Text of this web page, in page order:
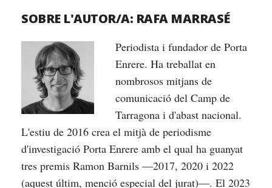
SOBRE L'AUTOR/A: RAFA MARRASÉ
Periodista i fundador de Porta
Enrere. Ha treballat en
nombrosos mitjans de
comunicació del Camp de
Tarragona i d'abast nacional.
L'estiu de 2016 crea el mitjà de periodisme
d'investigació Porta Enrere amb el qual ha guanyat
tres premis Ramon Barnils —2017, 2020 i 2022
(aquest últim, menció especial del jurat)—. El 2023